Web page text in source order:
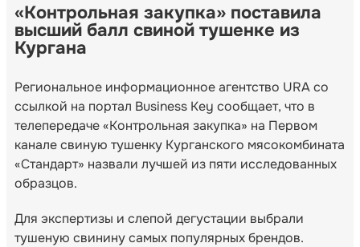
«Контрольная закупка» поставила
высший балл свиной тушенке из
Кургана
Региональное информационное агентство URA со
ссылкой на портал Business Key сообщает, что в
телепередаче «Контрольная закупка» на Первом
канале свиную тушенку Курганского мясокомбината
«Стандарт» назвали лучшей из пяти исследованных
образцов.
Для экспертизы и слепой дегустации выбрали
тушеную свинину самых популярных брендов.